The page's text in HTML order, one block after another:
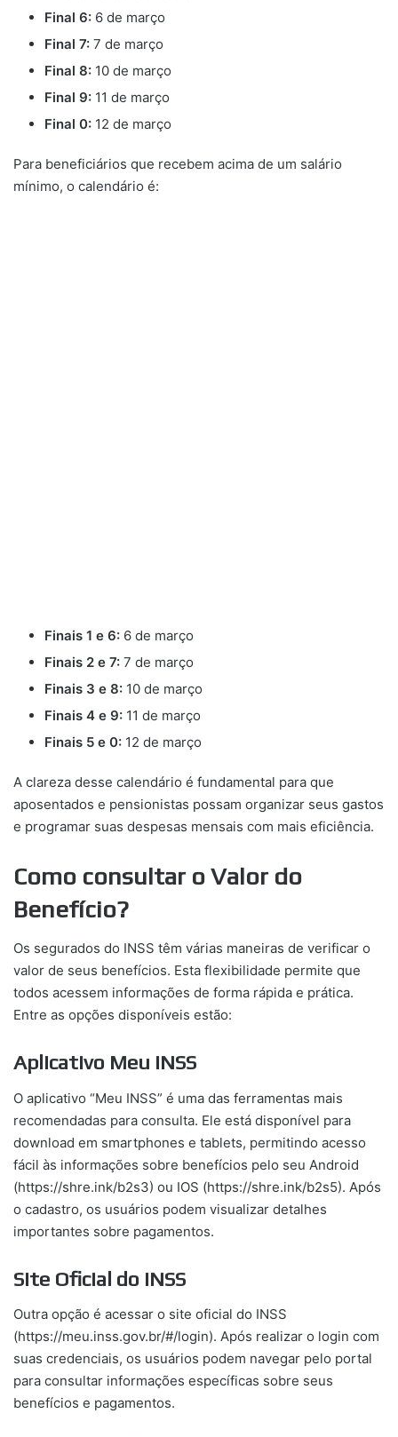
Final 6: 6 de março
Final 7: 7 de março
Final 8: 10 de março
Final 9: 11 de março
Final 0: 12 de março
Para beneficiários que recebem acima de um salário
mínimo, o calendário é:
Finais 1 e 6: 6 de março
Finais 2 e 7: 7 de março
Finais 3 e 8: 10 de março
Finais 4 e 9: 11 de março
Finais 5 e 0: 12 de março
A clareza desse calendário é fundamental para que
aposentados e pensionistas possam organizar seus gastos
e programar suas despesas mensais com mais eficiência.
Como consultar o Valor do
Benefício?
Os segurados do INSS têm várias maneiras de verificar o
valor de seus benefícios. Esta flexibilidade permite que
todos acessem informações de forma rápida e prática.
Entre as opções disponíveis estão:
Aplicativo Meu INSS
O aplicativo “Meu INSS” é uma das ferramentas mais
recomendadas para consulta. Ele está disponível para
download em smartphones e tablets, permitindo acesso
fácil às informações sobre benefícios pelo seu Android
(https://shre.ink/b2s3) ou IOS (https://shre.ink/b2s5). Após
o cadastro, os usuários podem visualizar detalhes
importantes sobre pagamentos.
Site Oficial do INSS
Outra opção é acessar o site oficial do INSS
(https://meu.inss.gov.br/#/login). Após realizar o login com
suas credenciais, os usuários podem navegar pelo portal
para consultar informações específicas sobre seus
benefícios e pagamentos.